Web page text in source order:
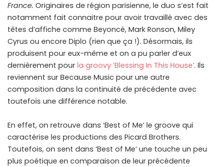
France. Originaires de région parisienne, le duo s’est fait
notamment fait connaitre pour avoir travaillé avec des
têtes d’affiche comme Beyoncé, Mark Ronson, Miley
Cyrus ou encore Diplo (rien que ça !). Désormais, ils
produisent pour eux-même et on a pu parler d’eux
dernièrement pour la groovy ‘Blessing In This House’. Ils
reviennent sur Because Music pour une autre
composition dans la continuité de précédente avec
toutefois une différence notable.
En effet, on retrouve dans ‘Best of Me’ le groove qui
caractérise les productions des Picard Brothers.
Toutefois, on sent dans ‘Best of Me’ une touche un peu
plus poétique en comparaison de leur précédente